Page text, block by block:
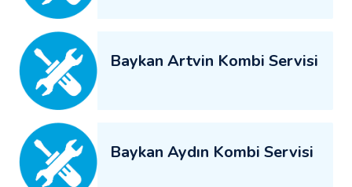
Baykan Artvin Kombi Servisi
Baykan Aydın Kombi Servisi